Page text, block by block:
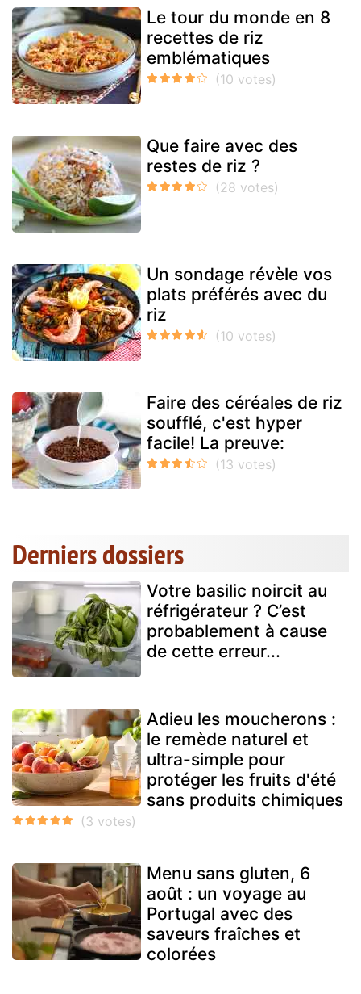
Le tour du monde en 8
recettes de riz
emblématiques
Que faire avec des
restes de riz ?
Un sondage révèle vos
plats préférés avec du
riz
Faire des céréales de riz
soufflé, c'est hyper
facile! La preuve:
Derniers dossiers
Votre basilic noircit au
réfrigérateur ? C’est
probablement à cause
de cette erreur...
Adieu les moucherons :
le remède naturel et
ultra-simple pour
protéger les fruits d'été
sans produits chimiques
Menu sans gluten, 6
août : un voyage au
Portugal avec des
saveurs fraîches et
colorées